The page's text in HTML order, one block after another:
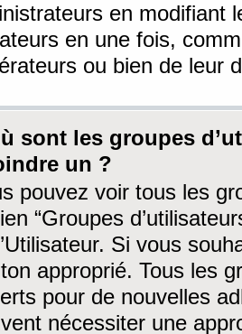
en modifiant
en une fois,
ou bien de leur
sont les groupes
un ?
pouvez voir tous les
“Groupes
Si vous
approprié. Tous les
pour de nouvelles
nécessiter une